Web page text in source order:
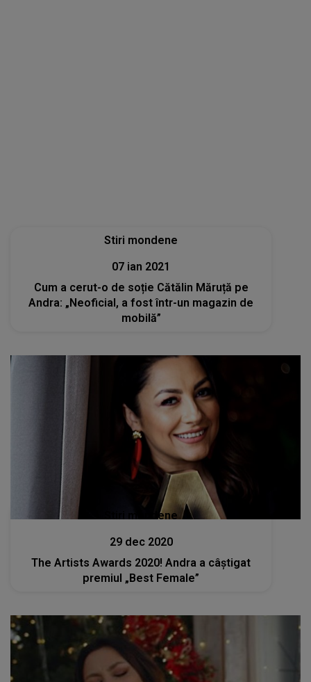
Stiri mondene
29 dec 2020
The Artists Awards 2020! Andra a câștigat
premiul „Best Female”
Stiri
21 dec 2020